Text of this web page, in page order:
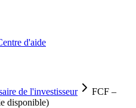
d'aide
de l'investisseur
FCF –
disponible)